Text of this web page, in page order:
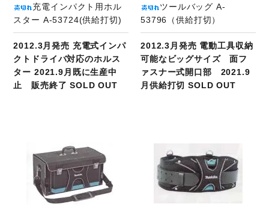
充電インパクト用ホル
スター A-53724(供給打切)
2012.3月発売 充電式インパ
クトドライバ対応のホルス
ター 2021.9月既に生産中
止 販売終了 SOLD OUT
ツールバッグ A-
53796（供給打切）
2012.3月発売 電動工具収納
可能なビッグサイズ 面フ
ァスナー式開口部 2021.9
月供給打切 SOLD OUT